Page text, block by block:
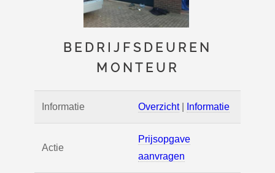
BEDRIJFSDEUREN
MONTEUR
Informatie Overzicht| Informatie
Actie
Prijsopgave
aanvragen